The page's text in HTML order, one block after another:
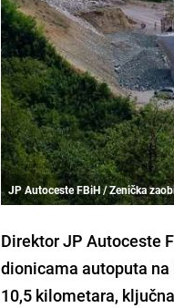
JP Autoceste FBiH / Zenička
Direktor JP Autoceste
dionicama autoputa
10,5 kilometara,